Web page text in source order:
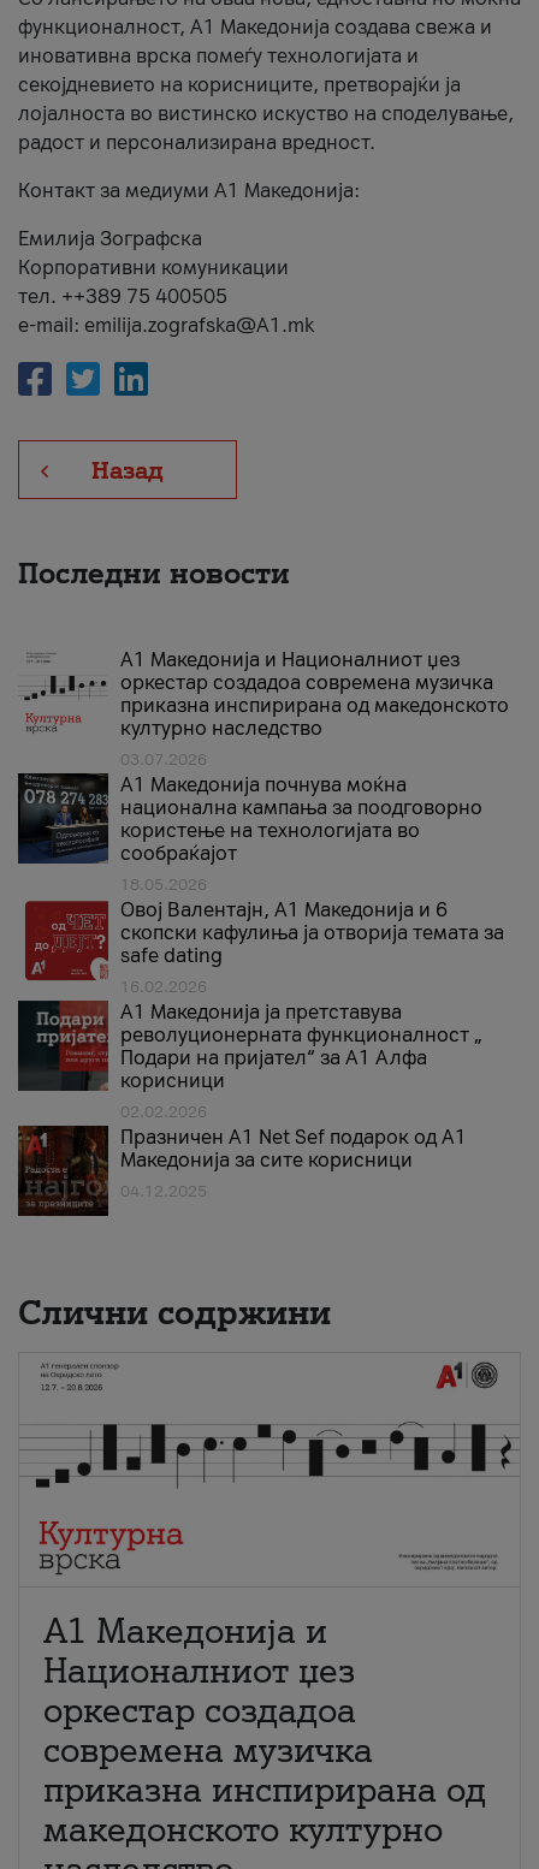
функционалност, А1 Македонија создава свежа и
иновативна врска помеѓу технологијата и
секојдневието на корисниците, претворајќи ја
лојалноста во вистинско искуство на споделување,
радост и персонализирана вредност.
Контакт за медиуми А1 Македонија:
Емилија Зографска
Корпоративни комуникации
тел. ++389 75 400505
e-mail: emilija.zografska@A1.mk
Назад
Последни новости
А1 Македонија и Националниот џез
оркестар создадоа современа музичка
приказна инспирирана од македонското
културно наследство
03.07.2026
A1 Македонија почнува моќна
национална кампања за поодговорно
користење на технологијата во
сообраќајот
18.05.2026
Овој Валентајн, A1 Македонија и 6
скопски кафулиња ја отворија темата за
safe dating
16.02.2026
А1 Македонија ја претставува
револуционерната функционалност „
Подари на пријател“ за А1 Алфа
корисници
02.02.2026
Празничен A1 Net Sеf подарок од А1
Македонија за сите корисници
04.12.2025
Слични содржини
А1 Македонија и
Националниот џез
оркестар создадоа
современа музичка
приказна инспирирана од
македонското културно